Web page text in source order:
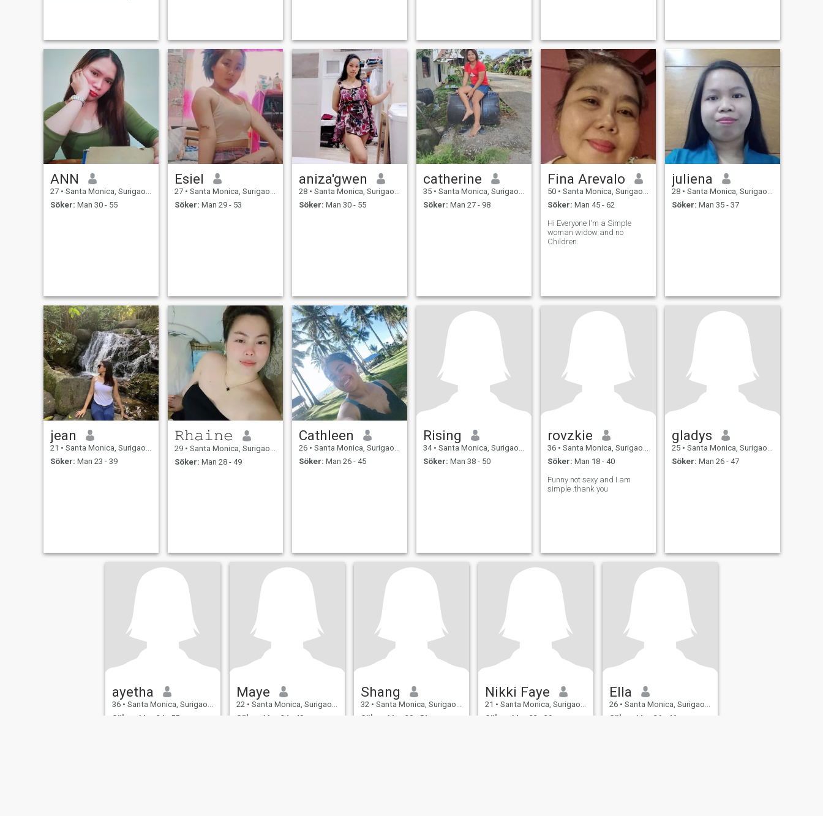
woman that fea
ANN
27 • Santa Monica, Surigao del Norte, Filippinerna
Söker: Man 30 - 55
Esiel
27 • Santa Monica, Surigao del Norte, Filippinerna
Söker: Man 29 - 53
aniza'gwen
28 • Santa Monica, Surigao del Norte, Filippinerna
Söker: Man 30 - 55
catherine
35 • Santa Monica, Surigao del Norte, Filippinerna
Söker: Man 27 - 98
Fina Arevalo
50 • Santa Monica, Surigao del Norte, Filippinerna
Söker: Man 45 - 62
Hi Everyone I'm a Simple
woman widow and no
Children.
juliena
28 • Santa Monica, Surigao del Norte, Filippinerna
Söker: Man 35 - 37
jean
21 • Santa Monica, Surigao del Norte, Filippinerna
Söker: Man 23 - 39
𝚁𝚑𝚊𝚒𝚗𝚎
29 • Santa Monica, Surigao del Norte, Filippinerna
Söker: Man 28 - 49
Cathleen
26 • Santa Monica, Surigao del Norte, Filippinerna
Söker: Man 26 - 45
Rising
34 • Santa Monica, Surigao del Norte, Filippinerna
Söker: Man 38 - 50
rovzkie
36 • Santa Monica, Surigao del Norte, Filippinerna
Söker: Man 18 - 40
Funny not sexy and I am
simple .thank you
gladys
25 • Santa Monica, Surigao del Norte, Filippinerna
Söker: Man 26 - 47
ayetha
36 • Santa Monica, Surigao del Norte, Filippinerna
Söker:
Man 34 - 55
Maye
22 • Santa Monica, Surigao del Norte, Filippinerna
Söker:
Man 24 - 40
Shang
32 • Santa Monica, Surigao del Norte, Filippinerna
Söker:
Man 30 - 51
Nikki Faye
21 • Santa Monica, Surigao del Norte, Filippinerna
Söker:
Man 23 - 39
Ella
26 • Santa Monica, Surigao del Norte, Filippinerna
Söker:
Man 26 - 46